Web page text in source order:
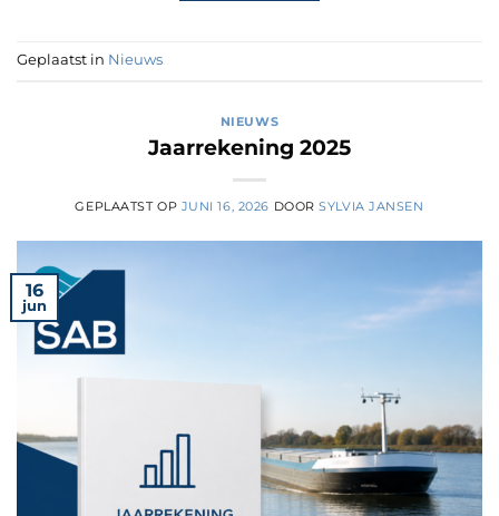
Geplaatst in Nieuws
NIEUWS
Jaarrekening 2025
GEPLAATST OP JUNI 16, 2026 DOORSYLVIA JANSEN
16
jun